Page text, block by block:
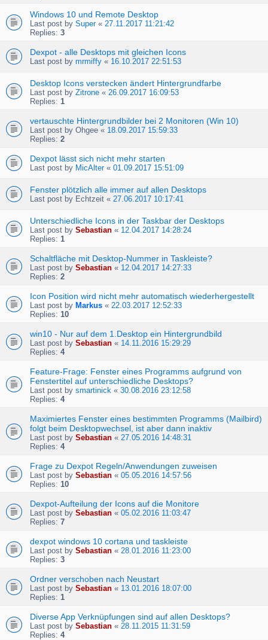
Windows 10 und Remote Desktop
Last post by Super« 27.11.2017 11:21:42
Replies: 3
Dexpot - alle Desktops mit gleichen Icons
Last post by mrmiffy « 16.10.2017 22:51:53
Desktop Icons verstecken ändert Hintergrundfarbe
Last post by Zitrone « 26.09.2017 16:09:53
Replies: 1
vertauschte Hintergrundbilder bei 2 Monitoren (Win 10)
Last post by Ohgee « 18.09.2017 15:59:33
Replies: 2
Dexpot lässt sich nicht mehr starten
Last post by MicAlter« 01.09.2017 15:51:09
Fenster plötzlich alle immer auf allen Desktops
Last post by Echtzeit « 27.06.2017 10:17:41
Unterschiedliche Icons in der Taskbar der Desktops
Last post by Sebastian « 12.04.2017 14:28:24
Replies: 1
Schaltfläche mit Desktop-Nummer in Taskleiste?
Last post by Sebastian « 12.04.2017 14:27:33
Replies: 2
Icon Position wird nicht mehr automatisch wiederhergestellt
Last post by Markus « 22.03.2017 12:52:33
Replies: 10
win10 - Nur auf dem 1.Desktop ein Hintergrundbild
Last post by Sebastian « 14.11.2016 15:29:29
Replies: 4
Feature-Frage: Fenster eines Programms aufgrund von
Fenstertitel auf unterschiedliche Desktops?
Last post by smartinick « 30.08.2016 23:12:58
Replies: 4
Maximiertes Fenster eines bestimmten Programms (Mailbird)
folgt beim Desktopwechsel, ist aber dann inaktiv
Last post by Sebastian « 27.05.2016 14:48:31
Replies: 4
Frage zu Dexpot Regeln/Anwendungen zuweisen
Last post by Sebastian « 05.05.2016 14:57:56
Replies: 10
Dexpot-Aufteilung der Icons auf die Monitore
Last post by Sebastian « 05.02.2016 11:03:47
Replies: 7
dexpot windows 10 cortana und taskleiste
Last post by Sebastian « 28.01.2016 11:23:00
Replies: 3
Ordner verschoben nach Neustart
Last post by Sebastian « 13.01.2016 18:07:00
Replies: 1
Diverse App Verknüpfungen sind auf allen Desktops?
Last post by Sebastian « 28.11.2015 11:31:59
Replies: 4